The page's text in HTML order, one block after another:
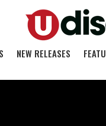
NEW RELEASES